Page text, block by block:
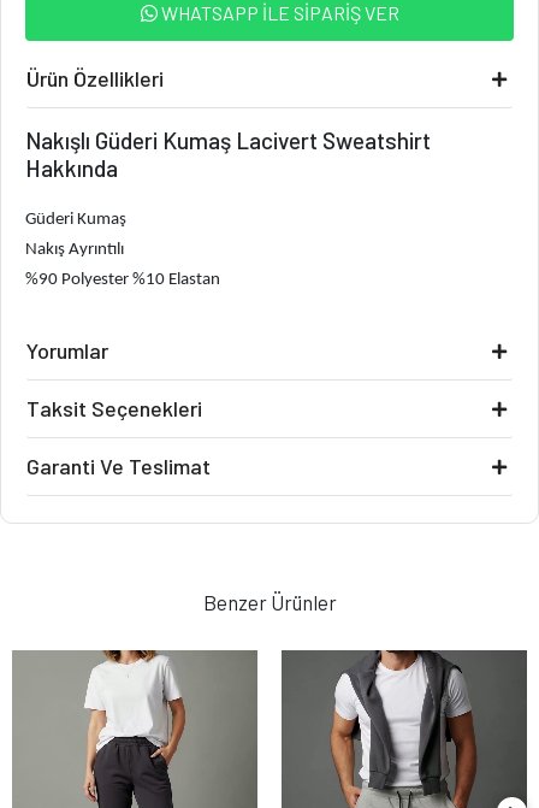
WHATSAPP İLE SİPARİŞ VER
Ürün Özellikleri
Nakışlı Güderi Kumaş Lacivert Sweatshirt
Hakkında
Güderi Kumaş
Nakış Ayrıntılı
%90 Polyester %10 Elastan
Yorumlar
Taksit Seçenekleri
Garanti Ve Teslimat
Benzer Ürünler